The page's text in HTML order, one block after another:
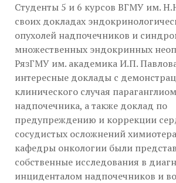
Студенты 5 и 6 курсов ВГМУ им.
своих докладах
опухолей надпочечников и
множественных эндокринных
РязГМУ им. академика И.П.
интересные доклады с
клинического случая
надпочечника, а также доклад по
предупреждению и коррекции
сосудистых осложнений
кафедры онкологии были
собственные исследования в
инциденталом надпочечников и